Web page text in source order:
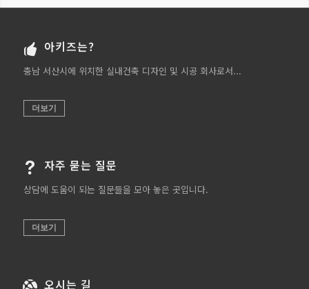
아키즈는?
충남 서산시에 위치한 실내건축 디자인 및 시공 회사로서...
더보기
자주 묻는 질문
상담에 도움이 되는 질문들을 모아 놓은 곳입니다.
더보기
오시는 길